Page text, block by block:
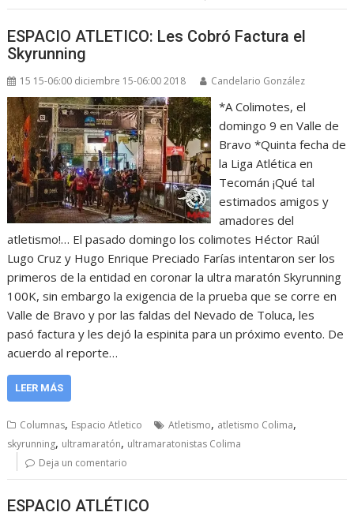
ESPACIO ATLETICO: Les Cobró Factura el
Skyrunning
15 15-06:00 diciembre 15-06:00 2018 Candelario González
*A Colimotes, el
domingo 9 en Valle de
Bravo *Quinta fecha de
la Liga Atlética en
Tecomán ¡Qué tal
estimados amigos y
amadores del
atletismo!… El pasado domingo los colimotes Héctor Raúl
Lugo Cruz y Hugo Enrique Preciado Farías intentaron ser los
primeros de la entidad en coronar la ultra maratón Skyrunning
100K, sin embargo la exigencia de la prueba que se corre en
Valle de Bravo y por las faldas del Nevado de Toluca, les
pasó factura y les dejó la espinita para un próximo evento. De
acuerdo al reporte…
LEER MÁS
Columnas, Espacio Atletico Atletismo, atletismo Colima,
skyrunning, ultramaratón, ultramaratonistas Colima
Deja un comentario
ESPACIO ATLÉTICO